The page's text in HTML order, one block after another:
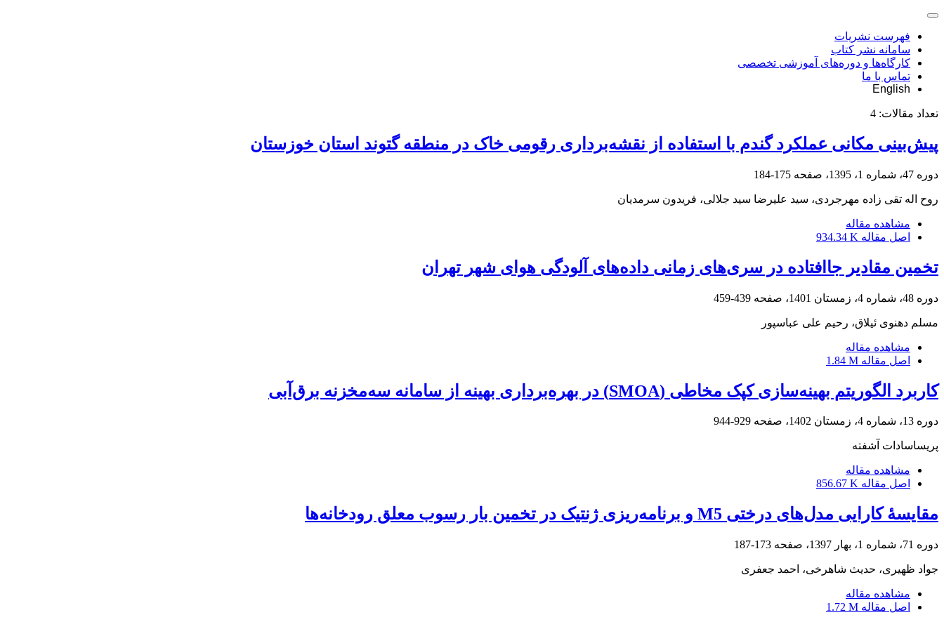
فهرست نشریات
سامانه نشر کتاب
کارگاه‌ها و دوره‌های آموزشی تخصصی
تماس با ما
English
تعداد مقالات: 4
پیش‌بینی مکانی عملکرد گندم با استفاده از نقشه‌برداری رقومی خاک در منطقه گتوند استان خوزستان
دوره 47، شماره 1، 1395، صفحه 175-184
روح اله تقی زاده مهرجردی، سید علیرضا سید جلالی، فریدون سرمدیان
مشاهده مقاله
اصل مقاله 934.34 K
تخمین مقادیر جاافتاده در سری‌های زمانی داده‌های آلودگی هوای شهر تهران
دوره 48، شماره 4، زمستان 1401، صفحه 439-459
مسلم دهنوی ئیلاق، رحیم علی عباسپور
مشاهده مقاله
اصل مقاله 1.84 M
کاربرد الگوریتم بهینه‌سازی کپک مخاطی (SMOA) در بهره‌برداری بهینه از سامانه سه‌مخزنه برق‌آبی
دوره 13، شماره 4، زمستان 1402، صفحه 929-944
پریساسادات آشفته
مشاهده مقاله
اصل مقاله 856.67 K
مقایسۀ کارایی مدل‌های درختی M5 و برنامه‌ریزی ژنتیک در تخمین بار رسوب معلق رودخانه‌ها
دوره 71، شماره 1، بهار 1397، صفحه 173-187
جواد ظهیری، حدیث شاهرخی، احمد جعفری
مشاهده مقاله
اصل مقاله 1.72 M